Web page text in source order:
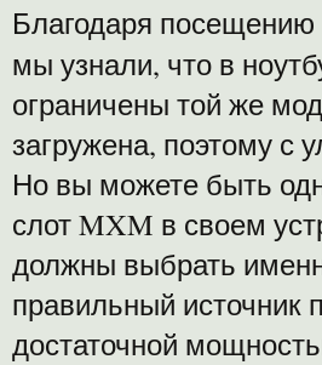
Благодаря посещению
мы узнали, что в
ограничены той же
загружена, поэтому с
Но вы можете быть
слот MXM в своем
должны выбрать
правильный источник
достаточной